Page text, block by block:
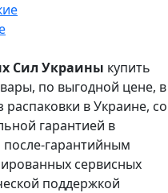
Сил Украины купить
по выгодной цене, в
в Украине, со
гарантией в
гарантийным
сервисных
поддержкой